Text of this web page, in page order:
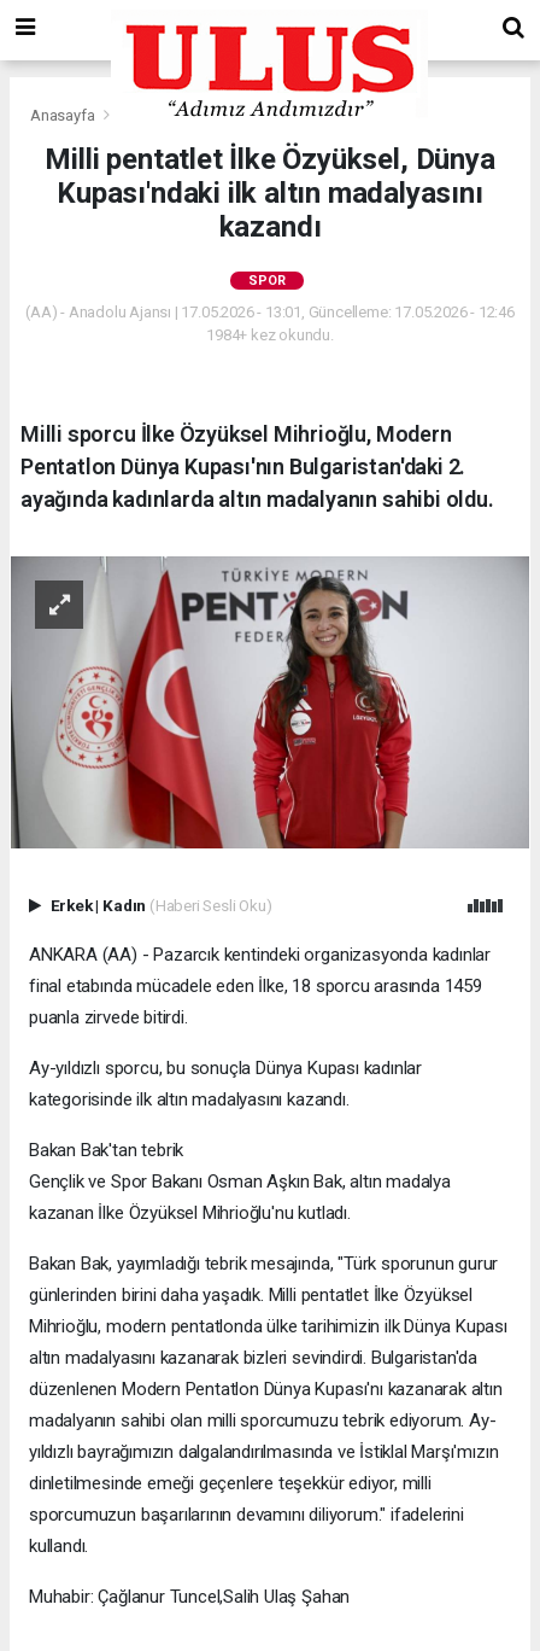
Anasayfa
Milli pentatlet İlke Özyüksel, Dünya
Kupası'ndaki ilk altın madalyasını
kazandı
SPOR
(AA) - Anadolu Ajansı | 17.05.2026 - 13:01, Güncelleme: 17.05.2026 - 12:46
1984+ kez okundu.
Milli sporcu İlke Özyüksel Mihrioğlu, Modern
Pentatlon Dünya Kupası'nın Bulgaristan'daki 2.
ayağında kadınlarda altın madalyanın sahibi oldu.
Erkek| Kadın (Haberi Sesli Oku)
ANKARA (AA) - Pazarcık kentindeki organizasyonda kadınlar
final etabında mücadele eden İlke, 18 sporcu arasında 1459
puanla zirvede bitirdi.
Ay-yıldızlı sporcu, bu sonuçla Dünya Kupası kadınlar
kategorisinde ilk altın madalyasını kazandı.
Bakan Bak'tan tebrik
Gençlik ve Spor Bakanı Osman Aşkın Bak, altın madalya
kazanan İlke Özyüksel Mihrioğlu'nu kutladı.
Bakan Bak, yayımladığı tebrik mesajında, "Türk sporunun gurur
günlerinden birini daha yaşadık. Milli pentatlet İlke Özyüksel
Mihrioğlu, modern pentatlonda ülke tarihimizin ilk Dünya Kupası
altın madalyasını kazanarak bizleri sevindirdi. Bulgaristan'da
düzenlenen Modern Pentatlon Dünya Kupası'nı kazanarak altın
madalyanın sahibi olan milli sporcumuzu tebrik ediyorum. Ay-
yıldızlı bayrağımızın dalgalandırılmasında ve İstiklal Marşı'mızın
dinletilmesinde emeği geçenlere teşekkür ediyor, milli
sporcumuzun başarılarının devamını diliyorum." ifadelerini
kullandı.
Muhabir: Çağlanur Tuncel,Salih Ulaş Şahan